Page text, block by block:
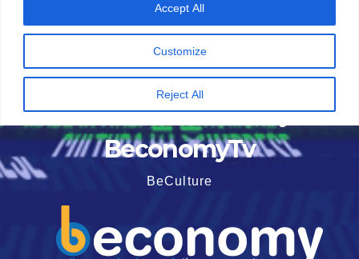
Customize
Reject All
Accept All
BeconomyTv
BeCulture